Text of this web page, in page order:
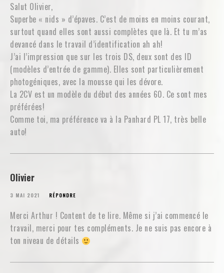
Salut Olivier,
Superbe « nids » d’épaves. C’est de moins en moins courant,
surtout quand elles sont aussi complètes que là. Et tu m’as
devancé dans le travail d’identification ah ah!
J’ai l’impression que sur les trois DS, deux sont des ID
(modèles d’entrée de gamme). Elles sont particulièrement
photogéniques, avec la mousse qui les dévore.
La 2CV est un modèle du début des années 60. Ce sont mes
préférées!
Comme toi, ma préférence va à la Panhard PL 17, très belle
auto!
Olivier
3 MAI 2021 RÉPONDRE
Merci Arthur ! Content de te lire. Même si j’ai commencé le
travail, merci pour tes compléments. Je ne suis pas encore à
ton niveau de détails